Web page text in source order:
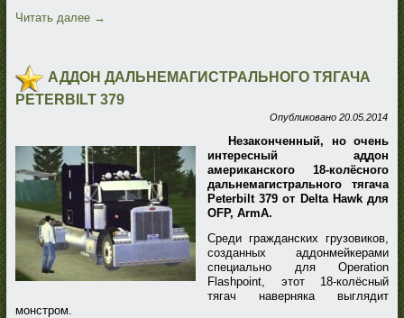
Читать далее →
АДДОН ДАЛЬНЕМАГИСТРАЛЬНОГО ТЯГАЧА
PETERBILT 379
Опубликовано 20.05.2014
Незаконченный, но очень
интересный аддон
американского 18-колёсного
дальнемагистрального тягача
Peterbilt 379 от Delta Hawk для
OFP, ArmA.
Среди гражданских грузовиков,
созданных аддонмейкерами
специально для Operation
Flashpoint, этот 18-колёсный
тягач наверняка выглядит
монстром.